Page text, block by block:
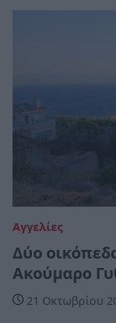
Αγγελίες
Δύο
Ακούμαρο
21 Οκτωβρίου